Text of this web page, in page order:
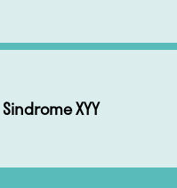
Sindrome XYY